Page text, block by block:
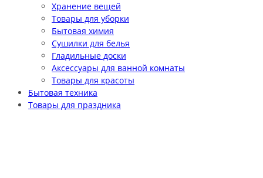
Хранение вещей
Товары для уборки
Бытовая химия
Сушилки для белья
Гладильные доски
Аксессуары для ванной комнаты
Товары для красоты
Бытовая техника
Товары для праздника